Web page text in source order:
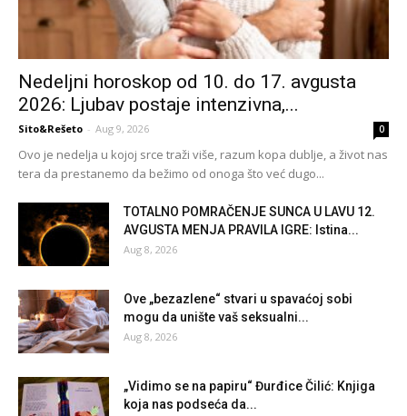
Nedeljni horoskop od 10. do 17. avgusta
2026: Ljubav postaje intenzivna,...
Sito&Rešeto - Aug 9, 2026 0
Ovo je nedelja u kojoj srce traži više, razum kopa dublje, a život nas
tera da prestanemo da bežimo od onoga što već dugo...
TOTALNO POMRAČENJE SUNCA U LAVU 12.
AVGUSTA MENJA PRAVILA IGRE: Istina...
Aug 8, 2026
Ove „bezazlene“ stvari u spavaćoj sobi
mogu da unište vaš seksualni...
Aug 8, 2026
„Vidimo se na papiru“ Đurđice Čilić: Knjiga
koja nas podseća da...